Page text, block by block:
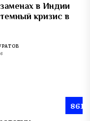
в Индии
кризис в
861